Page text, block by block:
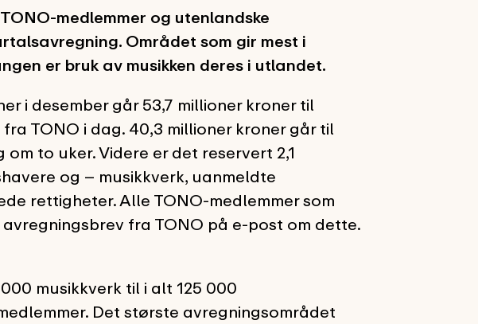
medlemmer og utenlandske
Området som gir mest i
er bruk av musikken deres i utlandet.
i desember går 53,7 millioner kroner til
TONO i dag. 40,3 millioner kroner går til
to uker. Videre er det reservert 2,1
og – musikkverk, uanmeldte
rettigheter. Alle TONO-medlemmer som
fra TONO på e-post om dette.
musikkverk til i alt 125 000
Det største avregningsområdet